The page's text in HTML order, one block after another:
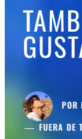
POR
FUERA DE